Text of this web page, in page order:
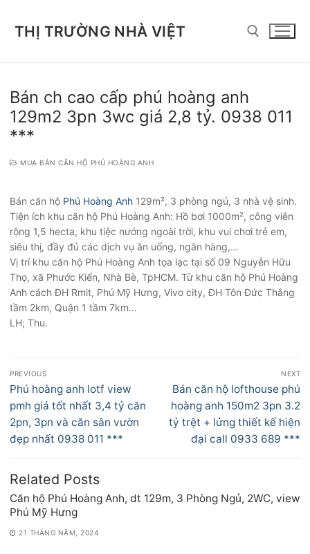
THỊ TRƯỜNG NHÀ VIỆT
Bán ch cao cấp phú hoàng anh
129m2 3pn 3wc giá 2,8 tỷ. 0938 011
***
MUA BÁN CĂN HỘ PHÚ HOÀNG ANH
Bán căn hộ Phú Hoàng Anh 129m², 3 phòng ngủ, 3 nhà vệ sinh.
Tiện ích khu căn hộ Phú Hoàng Anh: Hồ bơi 1000m², công viên
rộng 1,5 hecta, khu tiệc nướng ngoài trời, khu vui chơi trẻ em,
siêu thị, đầy đủ các dịch vụ ăn uống, ngân hàng,…
Vị trí khu căn hộ Phú Hoàng Anh tọa lạc tại số 09 Nguyễn Hữu
Thọ, xã Phước Kiển, Nhà Bè, TpHCM. Từ khu căn hộ Phú Hoàng
Anh cách ĐH Rmit, Phú Mỹ Hưng, Vivo city, ĐH Tôn Đức Thắng
tầm 2km, Quận 1 tầm 7km…
LH; Thu.
Điều
hướng
bài
viết
PREVIOUS
Previous
post:
Phú hoàng anh lotf view
pmh giá tốt nhất 3,4 tỷ căn
2pn, 3pn và căn sân vườn
đẹp nhất 0938 011 ***
NEXT
Next
post:
Bán căn hộ lofthouse phú
hoàng anh 150m2 3pn 3.2
tỷ trệt + lửng thiết kế hiện
đại call 0933 689 ***
Related Posts
Căn hộ Phú Hoàng Anh, dt 129m, 3 Phòng Ngủ, 2WC, view
Phú Mỹ Hưng
21 THÁNG NĂM, 2024